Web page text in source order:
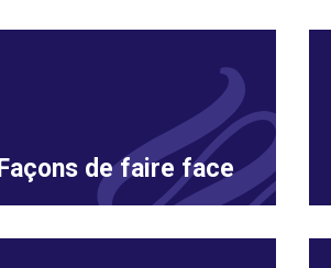
Façons de faire face